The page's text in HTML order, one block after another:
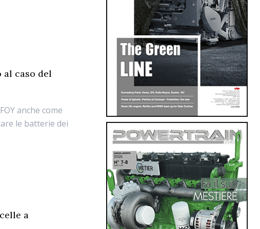
al caso del
anche come
le batterie dei
a